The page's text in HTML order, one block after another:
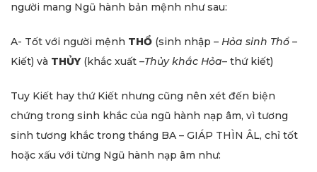
người mang Ngũ hành bản mệnh như sau:
A- Tốt với người mệnh THỔ (sinh nhập – Hỏa sinh Thổ –
Kiết) và THỦY (khắc xuất –Thủy khắc Hỏa– thứ kiết)
Tuy Kiết hay thứ Kiết nhưng cũng nên xét đến biện
chứng trong sinh khắc của ngũ hành nạp âm, vì tương
sinh tương khắc trong tháng BA – GIÁP THÌN ÂL, chỉ tốt
hoặc xấu với từng Ngũ hành nạp âm như: